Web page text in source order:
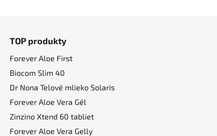
TOP produkty
Forever Aloe First
Biocom Slim 40
Dr Nona Telové mlieko Solaris
Forever Aloe Vera Gél
Zinzino Xtend 60 tabliet
Forever Aloe Vera Gelly